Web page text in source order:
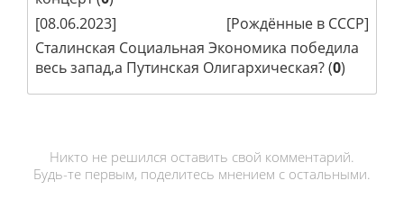
[08.06.2023]
[Рождённые в СССР]
Сталинская Социальная Экономика победила
весь запад,а Путинская Олигархическая?(0)
Никто не решился оставить свой комментарий.
Будь-те первым, поделитесь мнением с остальными.